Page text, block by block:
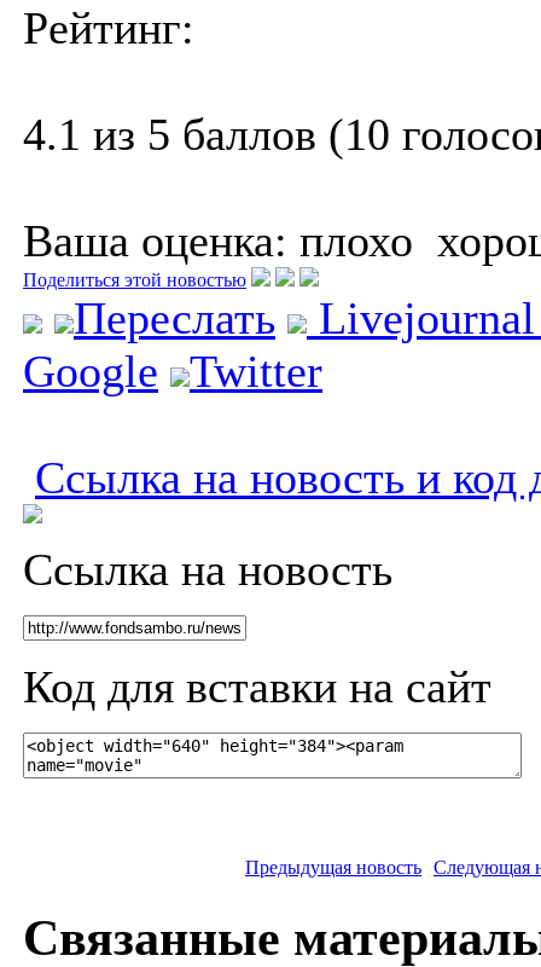
Рейтинг:
4.1 из 5 баллов (10
Ваша оценка: плохо
Поделиться этой новостью
Переслать
Google
Twitter
Ссылка на новость и код
Ссылка на новость
Код для вставки на сайт
Предыдущая новость Следующая
Связанные